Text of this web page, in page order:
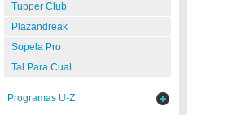
Tupper Club
Plazandreak
Sopela Pro
Tal Para Cual
Programas U-Z